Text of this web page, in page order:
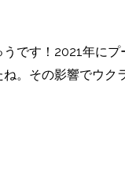
です！2021年にプ
。その影響でウク